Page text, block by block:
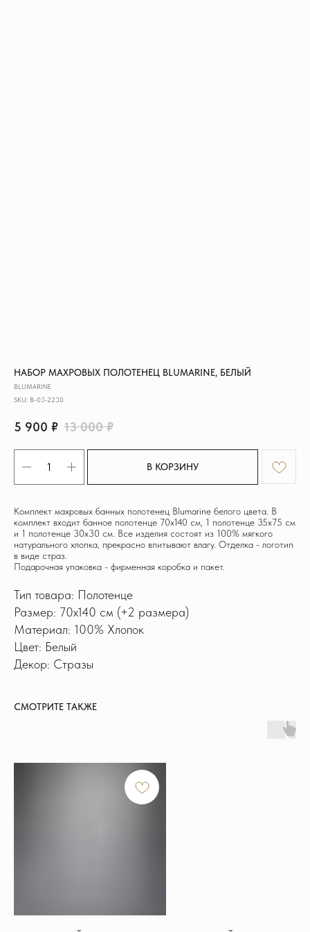
НАБОР МАХРОВЫХ ПОЛОТЕНЕЦ BLUMARINE, БЕЛЫЙ
BLUMARINE
SKU: B-03-2230
5 900 ₽ 13 000 ₽
В КОРЗИНУ
Комплект махровых банных полотенец Blumarine белого цвета. В
комплект входит банное полотенце 70x140 см, 1 полотенце 35х75 см
и 1 полотенце 30х30 см. Все изделия состоят из 100% мягкого
натурального хлопка, прекрасно впитывают влагу. Отделка - логотип
в виде страз.
Подарочная упаковка - фирменная коробка и пакет.
Тип товара: Полотенце
Размер: 70x140 см (+2 размера)
Материал: 100% Хлопок
Цвет: Белый
Декор: Стразы
СМОТРИТЕ ТАКЖЕ